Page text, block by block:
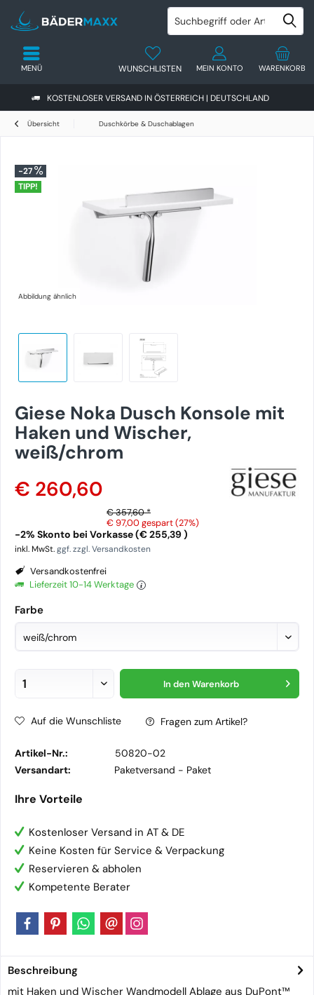
KOSTENLOSER VERSAND IN ÖSTERREICH | DEUTSCHLAND
WARENKORB
WUNSCHLISTEN MEIN KONTO
MENÜ
Übersicht Duschkörbe & Duschablagen
-27
TIPP!
Abbildung ähnlich
Giese Noka Dusch Konsole mit
Haken und Wischer,
weiß/chrom
€ 260,60
€ 357,60 *
€ 97,00gespart (27%)
-2% Skonto bei Vorkasse (€ 255,39 )
inkl. MwSt.ggf. zzgl. Versandkosten
Versandkostenfrei
Lieferzeit 10-14 Werktage
Farbe
In den Warenkorb
Auf die Wunschliste Fragen zum Artikel?
Artikel-Nr.:
50820-02
Versandart:
Paketversand - Paket
Ihre Vorteile
Kostenloser Versand in AT & DE
Keine Kosten für Service & Verpackung
Reservieren & abholen
Kompetente Berater
Beschreibung
mit Haken und Wischer Wandmodell Ablage aus DuPont™